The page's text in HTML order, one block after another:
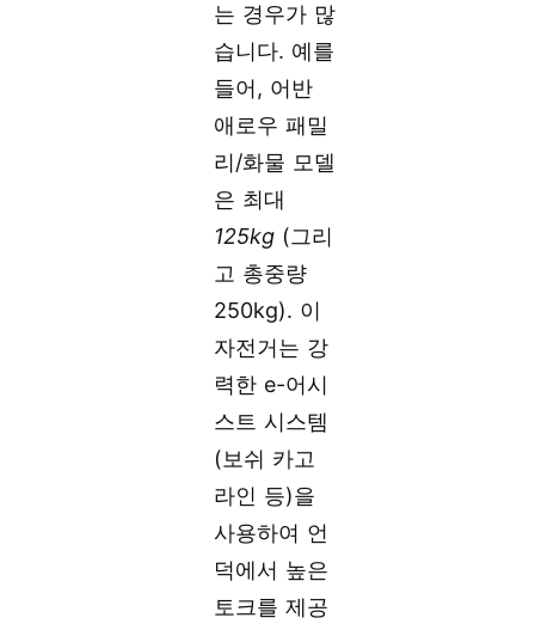
는 경우가 많
습니다. 예를
들어, 어반
애로우 패밀
리/화물 모델
은 최대
125kg (그리
고 총중량
250kg). 이
자전거는 강
력한 e-어시
스트 시스템
(보쉬 카고
라인 등)을
사용하여 언
덕에서 높은
토크를 제공